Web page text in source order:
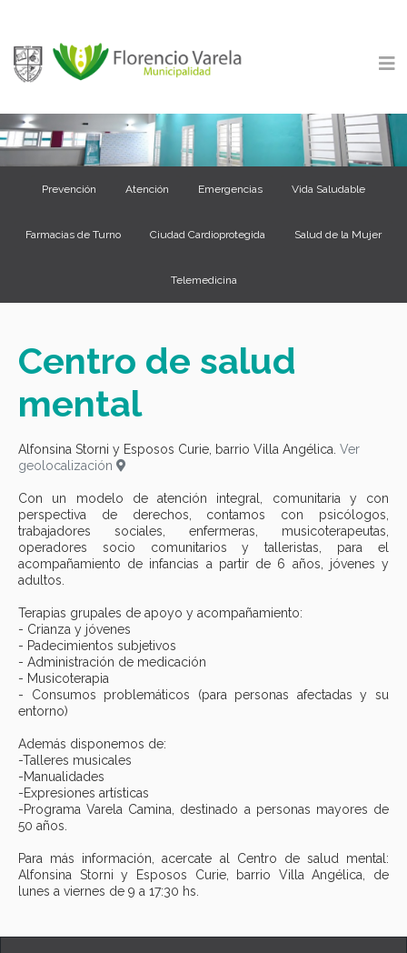
Prevención Atención Emergencias Vida Saludable
Farmacias de Turno Ciudad Cardioprotegida Salud de la Mujer
Telemedicina
Centro de salud
mental
Alfonsina Storni y Esposos Curie, barrio Villa Angélica. Ver
geolocalización
Con un modelo de atención integral, comunitaria y con
perspectiva de derechos, contamos con psicólogos,
trabajadores sociales, enfermeras, musicoterapeutas,
operadores socio comunitarios y talleristas, para el
acompañamiento de infancias a partir de 6 años, jóvenes y
adultos.
Terapias grupales de apoyo y acompañamiento:
- Crianza y jóvenes
- Padecimientos subjetivos
- Administración de medicación
- Musicoterapia
- Consumos problemáticos (para personas afectadas y su
entorno)
Además disponemos de:
-Talleres musicales
-Manualidades
-Expresiones artísticas
-Programa Varela Camina, destinado a personas mayores de
50 años.
Para más información, acercate al Centro de salud mental:
Alfonsina Storni y Esposos Curie, barrio Villa Angélica, de
lunes a viernes de 9 a 17:30 hs.